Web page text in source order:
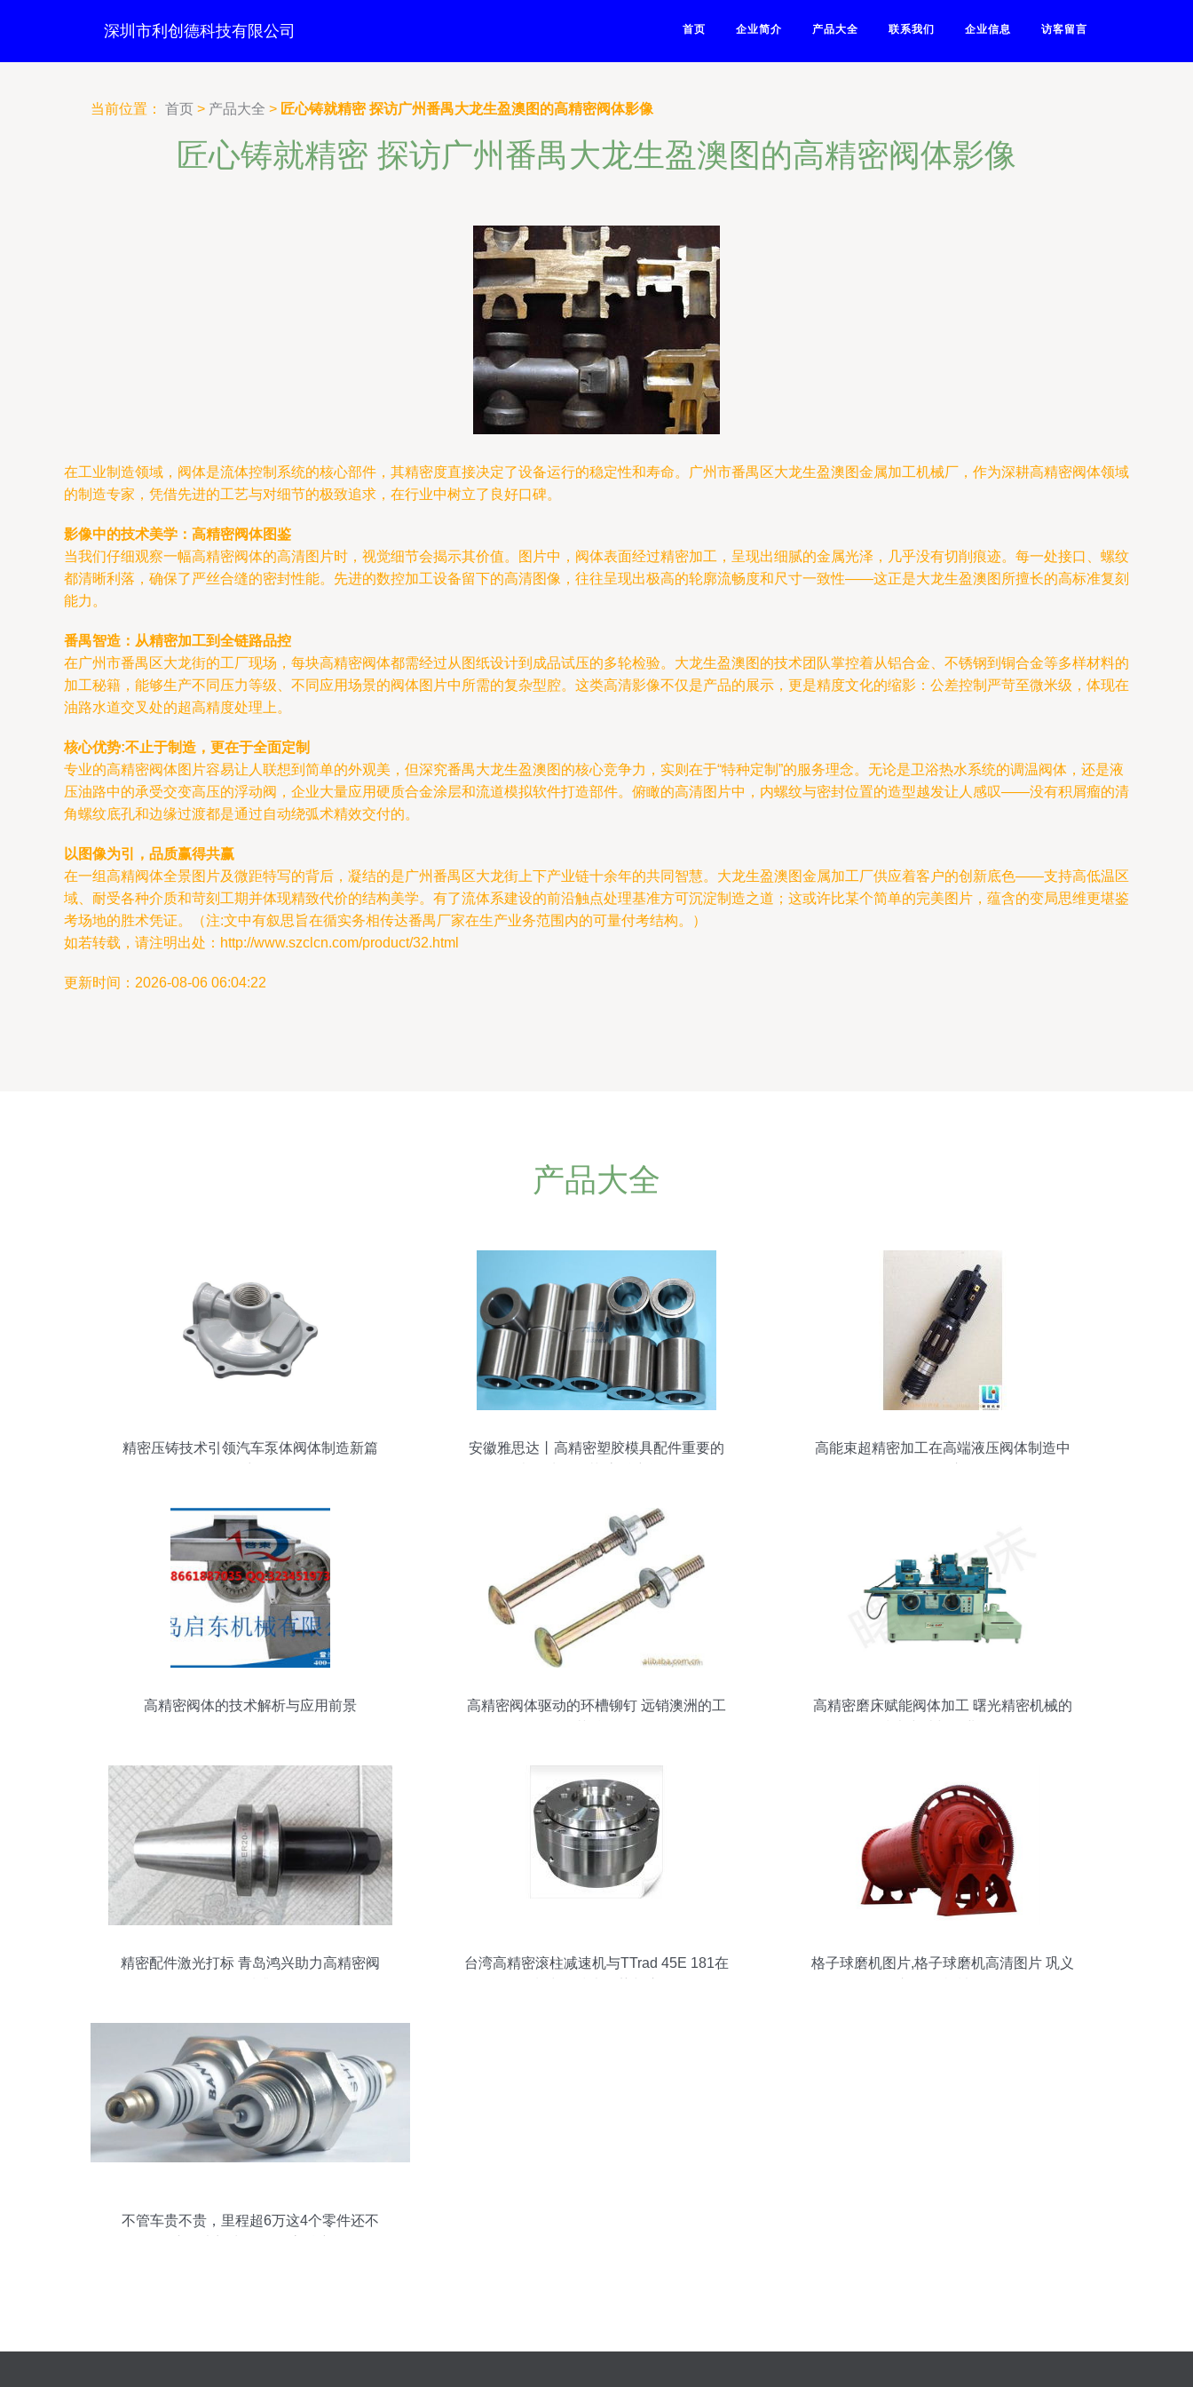
深圳市利创德科技有限公司 首页 企业简介 产品大全 联系我们 企业信息 访客留言
当前位置： 首页 > 产品大全 > 匠心铸就精密 探访广州番禺大龙生盈澳图的高精密阀体影像
匠心铸就精密 探访广州番禺大龙生盈澳图的高精密阀体影像
在工业制造领域，阀体是流体控制系统的核心部件，其精密度直接决定了设备运行的稳定性和寿命。广州市番禺区大龙生盈澳图金属加工机械厂，作为深耕高精密阀体领域
的制造专家，凭借先进的工艺与对细节的极致追求，在行业中树立了良好口碑。
影像中的技术美学：高精密阀体图鉴
当我们仔细观察一幅高精密阀体的高清图片时，视觉细节会揭示其价值。图片中，阀体表面经过精密加工，呈现出细腻的金属光泽，几乎没有切削痕迹。每一处接口、螺纹
都清晰利落，确保了严丝合缝的密封性能。先进的数控加工设备留下的高清图像，往往呈现出极高的轮廓流畅度和尺寸一致性——这正是大龙生盈澳图所擅长的高标准复刻
能力。
番禺智造：从精密加工到全链路品控
在广州市番禺区大龙街的工厂现场，每块高精密阀体都需经过从图纸设计到成品试压的多轮检验。大龙生盈澳图的技术团队掌控着从铝合金、不锈钢到铜合金等多样材料的
加工秘籍，能够生产不同压力等级、不同应用场景的阀体图片中所需的复杂型腔。这类高清影像不仅是产品的展示，更是精度文化的缩影：公差控制严苛至微米级，体现在
油路水道交叉处的超高精度处理上。
核心优势:不止于制造，更在于全面定制
专业的高精密阀体图片容易让人联想到简单的外观美，但深究番禺大龙生盈澳图的核心竞争力，实则在于“特种定制”的服务理念。无论是卫浴热水系统的调温阀体，还是液
压油路中的承受交变高压的浮动阀，企业大量应用硬质合金涂层和流道模拟软件打造部件。俯瞰的高清图片中，内螺纹与密封位置的造型越发让人感叹——没有积屑瘤的清
角螺纹底孔和边缘过渡都是通过自动绕弧术精效交付的。
以图像为引，品质赢得共赢
在一组高精阀体全景图片及微距特写的背后，凝结的是广州番禺区大龙街上下产业链十余年的共同智慧。大龙生盈澳图金属加工厂供应着客户的创新底色——支持高低温区
域、耐受各种介质和苛刻工期并体现精致代价的结构美学。有了流体系建设的前沿触点处理基准方可沉淀制造之道；这或许比某个简单的完美图片，蕴含的变局思维更堪鉴
考场地的胜术凭证。（注:文中有叙思旨在循实务相传达番禺厂家在生产业务范围内的可量付考结构。）
如若转载，请注明出处：http://www.szclcn.com/product/32.html
更新时间：2026-08-06 06:04:22
产品大全
精密压铸技术引领汽车泵体阀体制造新篇
安徽雅思达丨高精密塑胶模具配件重要的
高能束超精密加工在高端液压阀体制造中
高精密阀体的技术解析与应用前景
高精密阀体驱动的环槽铆钉 远销澳洲的工
高精密磨床赋能阀体加工 曙光精密机械的
精密配件激光打标 青岛鸿兴助力高精密阀
台湾高精密滚柱减速机与TTrad 45E 181在
格子球磨机图片,格子球磨机高清图片 巩义
不管车贵不贵，里程超6万这4个零件还不